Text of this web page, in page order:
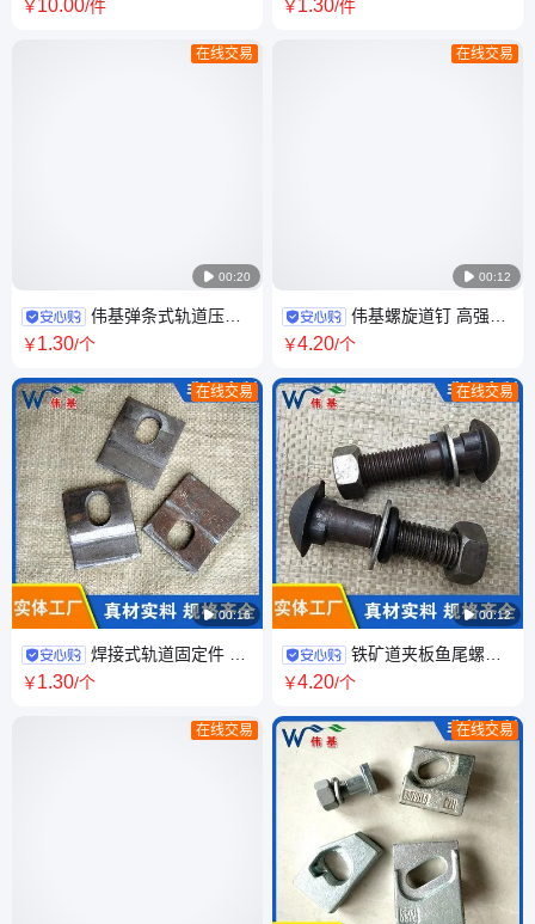
￥10.00/件
 00:20
在线交易
伟基弹条式轨道压板
木枕波形钢轨垫板 来图可做异
￥1.30/个
 00:16
在线交易
焊接式轨道固定件 S
型/波形压板 耐磨耐腐蚀 可加工
￥1.30/个
在线交易
￥1.30/件
 00:12
在线交易
伟基螺旋道钉 高强度
螺纹道 钉 铁路轨道交通器材工
￥4.20/个
 00:12
在线交易
铁矿道夹板鱼尾螺栓
工矿鱼尾丝 8.8级轨道螺栓 伟
￥4.20/个
在线交易